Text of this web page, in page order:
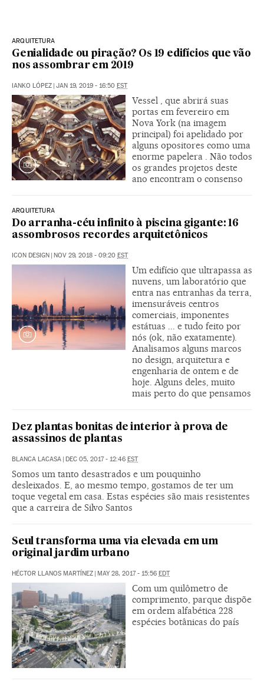
ARQUITETURA
Genialidade ou piração? Os 19 edifícios que vão
nos assombrar em 2019
IANKO LÓPEZ JAN 19, 2019 - 16:50 EST
Vessel , que abrirá suas
portas em fevereiro em
Nova York (na imagem
principal) foi apelidado por
alguns opositores como uma
enorme papelera . Não todos
os grandes projetos deste
ano encontram o consenso
ARQUITETURA
Do arranha-céu infinito à piscina gigante: 16
assombrosos recordes arquitetônicos
ICON DESIGN NOV 29, 2018 - 09:20 EST
Um edifício que ultrapassa as
nuvens, um laboratório que
entra nas entranhas da terra,
imensuráveis centros
comerciais, imponentes
estátuas ... e tudo feito por
nós (ok, não exatamente).
Analisamos alguns marcos
no design, arquitetura e
engenharia de ontem e de
hoje. Alguns deles, muito
mais perto do que pensamos
Dez plantas bonitas de interior à prova de
assassinos de plantas
BLANCA LACASA DEC 05, 2017 - 12:46 EST
Somos um tanto desastrados e um pouquinho
desleixados. E, ao mesmo tempo, gostamos de ter um
toque vegetal em casa. Estas espécies são mais resistentes
que a carreira de Silvo Santos
Seul transforma uma via elevada em um
original jardim urbano
HÉCTOR LLANOS MARTÍNEZ MAY 28, 2017 - 15:56 EDT
Com um quilômetro de
comprimento, parque dispõe
em ordem alfabética 228
espécies botânicas do país